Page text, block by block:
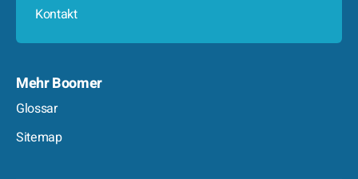
Kontakt
Mehr Boomer
Glossar
Sitemap